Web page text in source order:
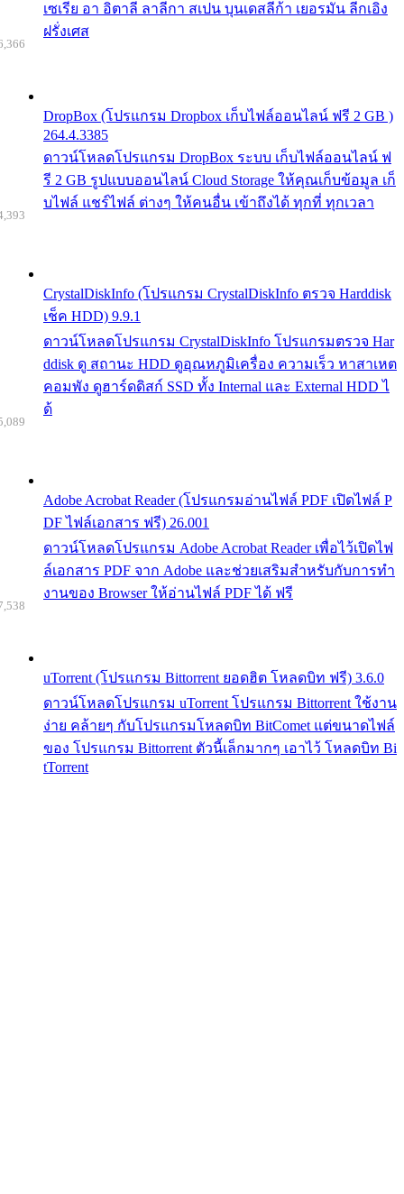
เซเรีย อา อิตาลี ลาลีกา สเปน บุนเดสลีก้า เยอรมัน ลีกเอิง
ฝรั่งเศส
DropBox (โปรแกรม Dropbox เก็บไฟล์ออนไลน์ ฟรี 2 GB )
264.4.3385
ดาวน์โหลดโปรแกรม DropBox ระบบ เก็บไฟล์ออนไลน์ ฟ
รี 2 GB รูปแบบออนไลน์ Cloud Storage ให้คุณเก็บข้อมูล เก็
บไฟล์ แชร์ไฟล์ ต่างๆ ให้คนอื่น เข้าถึงได้ ทุกที่ ทุกเวลา
CrystalDiskInfo (โปรแกรม CrystalDiskInfo ตรวจ Harddisk
เช็ค HDD) 9.9.1
ดาวน์โหลดโปรแกรม CrystalDiskInfo โปรแกรมตรวจ Har
ddisk ดู สถานะ HDD ดูอุณหภูมิเครื่อง ความเร็ว หาสาเหต
คอมพัง ดูฮาร์ดดิสก์ SSD ทั้ง Internal และ External HDD ไ
ด้
Adobe Acrobat Reader (โปรแกรมอ่านไฟล์ PDF เปิดไฟล์ P
DF ไฟล์เอกสาร ฟรี) 26.001
ดาวน์โหลดโปรแกรม Adobe Acrobat Reader เพื่อไว้เปิดไฟ
ล์เอกสาร PDF จาก Adobe และช่วยเสริมสำหรับกับการทำ
งานของ Browser ให้อ่านไฟล์ PDF ได้ ฟรี
uTorrent (โปรแกรม Bittorrent ยอดฮิต โหลดบิท ฟรี) 3.6.0
ดาวน์โหลดโปรแกรม uTorrent โปรแกรม Bittorrent ใช้งาน
ง่าย คล้ายๆ กับโปรแกรมโหลดบิท BitComet แต่ขนาดไฟล์
ของ โปรแกรม Bittorrent ตัวนี้เล็กมากๆ เอาไว้ โหลดบิท Bi
tTorrent